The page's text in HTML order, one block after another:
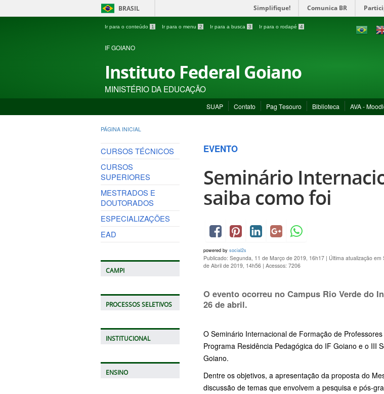
BRASIL Simplifique! Comunica BR
Ir para o conteúdo 1 Ir para o menu 2 Ir para a busca 3 Ir para o rodapé 4
IF GOIANO
Instituto Federal Goiano
MINISTÉRIO DA EDUCAÇÃO
SUAP Contato Pag Tesouro Biblioteca AVA -
PÁGINA INICIAL
CURSOS TÉCNICOS
CURSOS
SUPERIORES
MESTRADOS E
DOUTORADOS
ESPECIALIZAÇÕES
EAD
CAMPI
PROCESSOS SELETIVOS
INSTITUCIONAL
ENSINO
EVENTO
Seminário
saiba como foi
powered by social2s
Publicado: Segunda, 11 de Março de 2019, 16h17 | Última atualização em
de Abril de 2019, 14h56 | Acessos: 7206
O evento ocorreu no Campus Rio Verde do
26 de abril.
O Seminário Internacional de Formação de
Programa Residência Pedagógica do IF Goiano e o III
Goiano.
Dentre os objetivos, a apresentação da proposta do
discussão de temas que envolvem a pesquisa e pós-